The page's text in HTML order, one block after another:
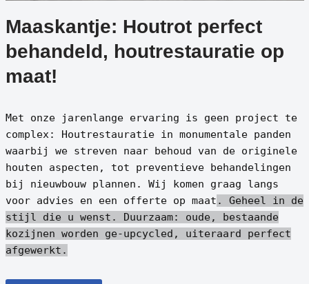
Maaskantje: Houtrot perfect
behandeld, houtrestauratie op
maat!
Met onze jarenlange ervaring is geen project te
complex: Houtrestauratie in monumentale panden
waarbij we streven naar behoud van de originele
houten aspecten, tot preventieve behandelingen
bij nieuwbouw plannen. Wij komen graag langs
voor advies en een offerte op maat . Geheel in de
stijl die u wenst. Duurzaam: oude, bestaande
kozijnen worden ge-upcycled, uiteraard perfect
afgewerkt.